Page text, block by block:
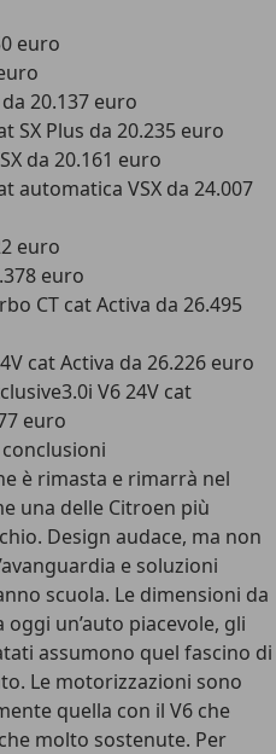
euro
da 20.137 euro
SX Plus da 20.235 euro
da 20.161 euro
automatica VSX da 24.007
euro
euro
CT cat Activa da 26.495
cat Activa da 26.226 euro
V6 24V cat
euro
è rimasta e rimarrà nel
una delle Citroen più
Design audace, ma non
e soluzioni
scuola. Le dimensioni da
un’auto piacevole, gli
assumono quel fascino di
Le motorizzazioni sono
quella con il V6 che
molto sostenute. Per